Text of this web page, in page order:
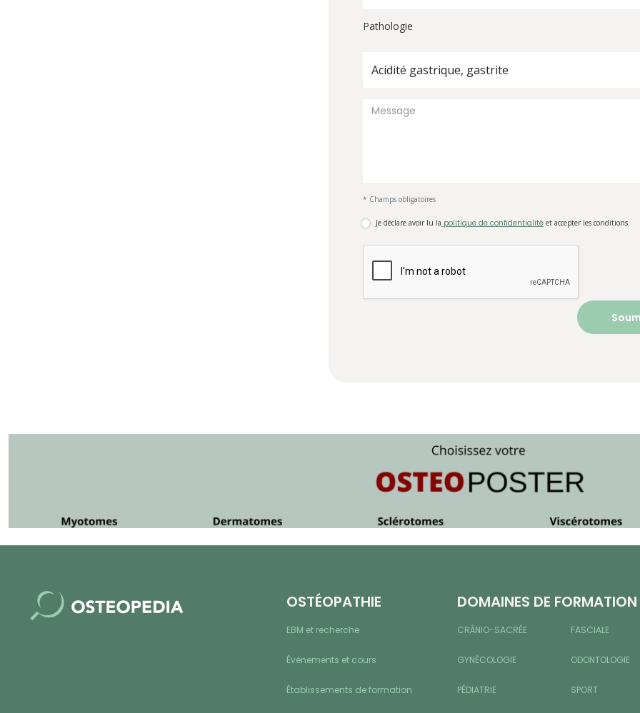
Pathologie
Acidité gastrique, gastrite
* Champs obligatoires
Je déclare avoir lu la politique de confidentialité et accepter les conditions.
OSTÉOPATHIE
EBM et recherche
Événements et cours
Établissements de formation
DOMAINES DE FORMATION
CRÂNIO-SACRÉE FASCIALE
GYNÉCOLOGIE ODONTOLOGIE
PÉDIATRIE SPORT